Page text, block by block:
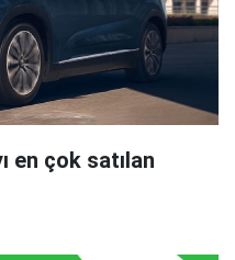
en çok satılan